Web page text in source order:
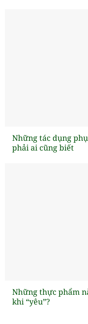
Những tác dụng
phải ai cũng biết
Những thực phẩm
khi “yêu”?